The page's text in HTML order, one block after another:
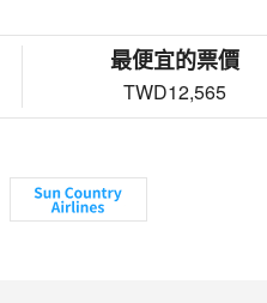
最便宜的票價
TWD12,565